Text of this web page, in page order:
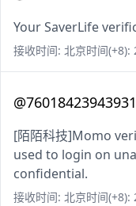
Your SaverLife
接收时间: 北京时间
[陌陌科技]Momo
used to login on
confidential.
接收时间: 北京时间